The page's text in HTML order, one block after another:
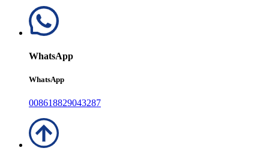
WhatsApp
WhatsApp
008618829043287